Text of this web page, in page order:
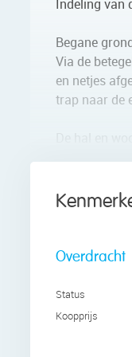
Indeling van
Begane
Via de
en netjes
trap naar de
De hal en
een
kastenwand.
aanwezig.
Op deze
Overdracht
Status
Koopprijs